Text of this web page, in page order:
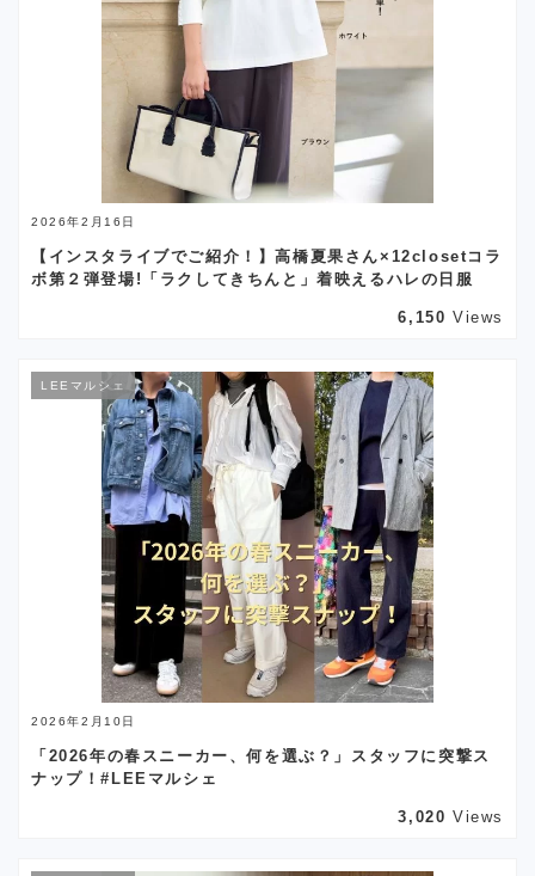
2026年2月16日
【インスタライブでご紹介！】高橋夏果さん×12closetコラ
ボ第２弾登場!「ラクしてきちんと」着映えるハレの日服
6,150 Views
2026年2月10日
LEEマルシェ
「2026年の春スニーカー、何を選ぶ？」スタッフに突撃ス
ナップ！#LEEマルシェ
3,020 Views